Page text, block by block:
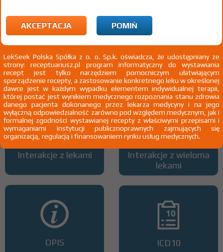
Wszystkie dawki leku
Interakcje z lekami
OPIS
ATC
Interakcje z wieloma
lekami
ICD10
AKCEPTACJA POMIŃ
LekSeek Polska Spółka z o. o. Sp.k. oświadcza, że udostępniany ze
strony: receptuariusz.pl program informatyczny do wystawiania
recept jest tylko narzędziem pomocniczym ułatwiającym
sporządzenie recepty, a zastosowanie konkretnego leku w określonej
dawce jest w każdym wypadku elementem indywidualnej terapii,
której postać jest wynikiem medycznego rozpoznania stanu zdrowia
danego pacjenta dokonanego przez lekarza medycyny i na jego
wyłączną odpowiedzialność zarówno pod względem medycznym, jak i
formalnej zgodności wystawianej recepty z właściwymi przepisami i
wymaganiami instytucji publicznoprawnych zajmujących się
organizacją, regulacją i finansowaniem rynku usług medycznych.